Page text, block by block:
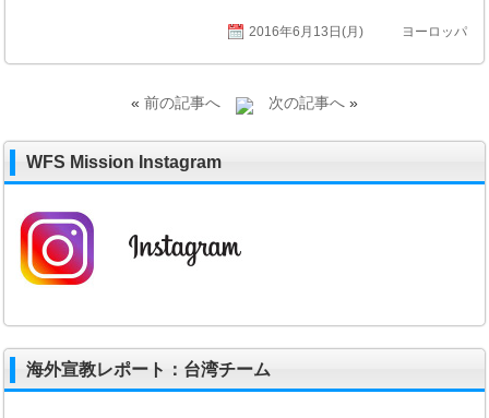
2016年6月13日(月) ヨーロッパ
« 前の記事へ 次の記事へ »
WFS Mission Instagram
海外宣教レポート：台湾チーム